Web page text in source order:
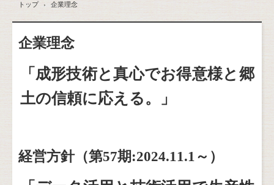
トップ › 企業理念
企業理念
「成形技術と真心でお得意様と郷
土の信頼に応える。」
経営方針（第57期:2024.11.1～）